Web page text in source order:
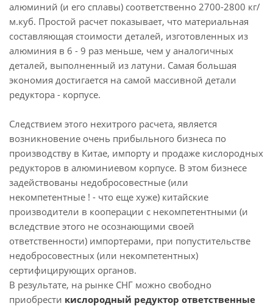
алюминий (и его сплавы) соответственно 2700-2800 кг/
м.куб. Простой расчет показывает, что материальная
составляющая стоимости деталей, изготовленных из
алюминия в 6 - 9 раз меньше, чем у аналогичных
деталей, выполненный из латуни. Самая большая
экономия достигается на самой массивной детали
редуктора - корпусе.
Следствием этого нехитрого расчета, является
возникновение очень прибыльного бизнеса по
производству в Китае, импорту и продаже кислородных
редукторов в алюминиевом корпусе. В этом бизнесе
задействованы недобросовестные (или
некомпетентные ! - что еще хуже) китайские
производители в кооперации с некомпетентными (и
вследствие этого не осознающими своей
ответственности) импортерами, при попустительстве
недобросовестных (или некомпетентных)
сертифицирующих органов.
В результате, на рынке СНГ можно свободно
приобрести кислородный редуктор ответственные